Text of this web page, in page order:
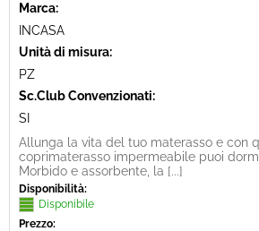
Marca:
INCASA
Unità di misura:
PZ
Sc.Club Convenzionati:
SI
Allunga la vita del tuo materasso e con
coprimaterasso impermeabile puoi
Morbido e assorbente, la [...]
Disponibilità:
Disponibile
Prezzo: